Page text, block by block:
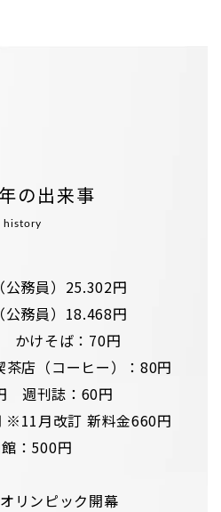
の出来事
history
公務員）25.302円
公務員）18.468円
かけそば：70円
店（コーヒー）：80円
週刊誌：60円
※11月改訂 新料金660円
：500円
リンピック開幕